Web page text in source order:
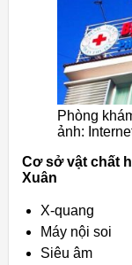
Phòng
ảnh:
Cơ sở vật chất
Xuân
X-quang
Máy nội soi
Siêu âm